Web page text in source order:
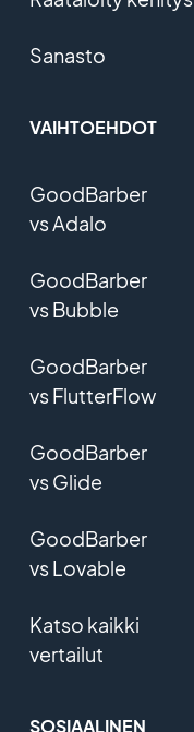
Sanasto
VAIHTOEHDOT
GoodBarber
vs Adalo
GoodBarber
vs Bubble
GoodBarber
vs FlutterFlow
GoodBarber
vs Glide
GoodBarber
vs Lovable
Katso kaikki
vertailut
SOSIAALINEN